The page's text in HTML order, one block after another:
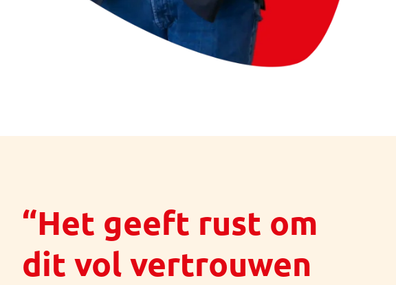
“Het geeft rust om
dit vol vertrouwen